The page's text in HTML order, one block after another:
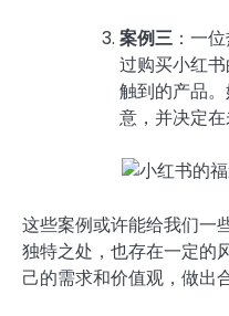
案例三 ：一
过购买小红
触到的产品
意，并决定在
这些案例或许能给我们一
独特之处，也存在一定的
己的需求和价值观，做出